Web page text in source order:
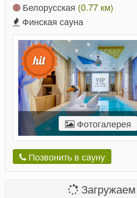
Белорусская (0.77 км)
Финская сауна
Фотогалерея
Позвонить в сауну